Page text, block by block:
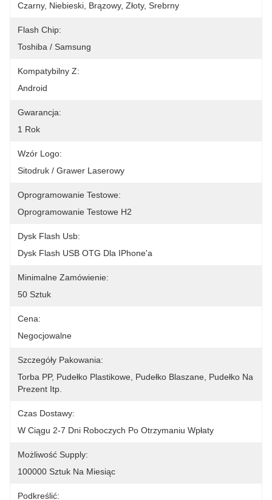
Czarny, Niebieski, Brązowy, Złoty, Srebrny
Flash Chip:
Toshiba / Samsung
Kompatybilny Z:
Android
Gwarancja:
1 Rok
Wzór Logo:
Sitodruk / Grawer Laserowy
Oprogramowanie Testowe:
Oprogramowanie Testowe H2
Dysk Flash Usb:
Dysk Flash USB OTG Dla IPhone'a
Minimalne Zamówienie:
50 Sztuk
Cena:
Negocjowalne
Szczegóły Pakowania:
Torba PP, Pudełko Plastikowe, Pudełko Blaszane, Pudełko Na
Prezent Itp.
Czas Dostawy:
W Ciągu 2-7 Dni Roboczych Po Otrzymaniu Wpłaty
Możliwość Supply:
100000 Sztuk Na Miesiąc
Podkreślić: